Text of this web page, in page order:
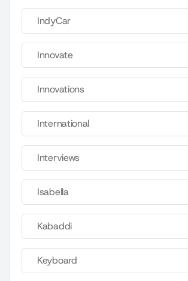
IndyCar
Innovate
Innovations
International
Interviews
Isabella
Kabaddi
Keyboard